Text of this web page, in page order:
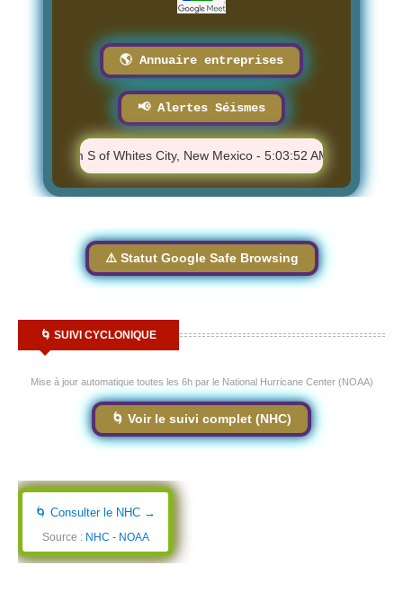
🌎 Annuaire entreprises
📢 Alertes Séismes
- 57 km S of Whites City, New Mexico - 5:03:52 AM
⚠️ Statut Google Safe Browsing
🌀 SUIVI CYCLONIQUE
Mise à jour automatique toutes les 6h par le National Hurricane Center (NOAA)
🌀 Voir le suivi complet (NHC)
🌀 Consulter le NHC →
Source : NHC - NOAA